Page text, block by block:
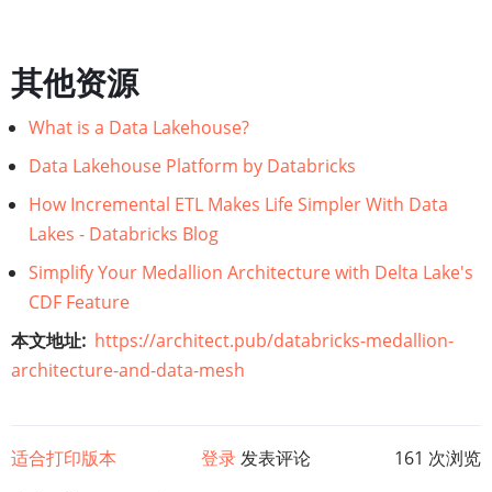
其他资源
What is a Data Lakehouse?
Data Lakehouse Platform by Databricks
How Incremental ETL Makes Life Simpler With Data
Lakes - Databricks Blog
Simplify Your Medallion Architecture with Delta Lake's
CDF Feature
本文地址 https://architect.pub/databricks-medallion-
architecture-and-data-mesh
适合打印版本 登录发表评论
161 次浏览